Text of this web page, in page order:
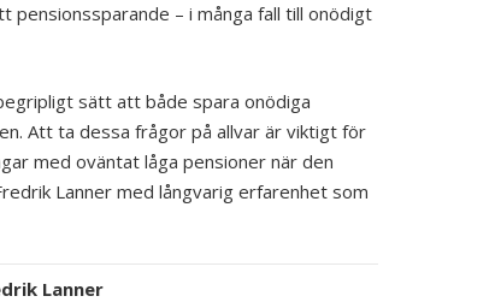
– i många fall till onödigt
sätt att både spara onödiga
Att ta dessa frågor på allvar är viktigt för
med oväntat låga pensioner när den
Lanner med långvarig erfarenhet som
Lanner